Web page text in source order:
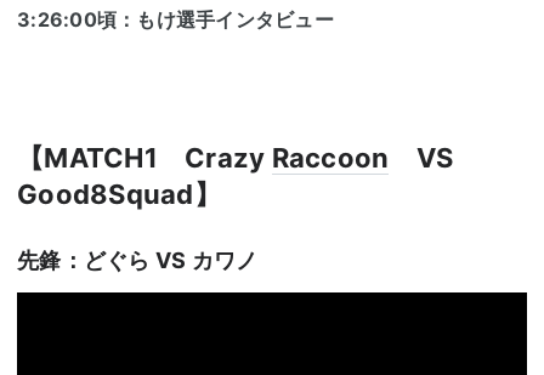
3:26:00頃：もけ選手インタビュー
【MATCH1 Crazy Raccoon VS
Good8Squad】
先鋒：どぐら VS カワノ